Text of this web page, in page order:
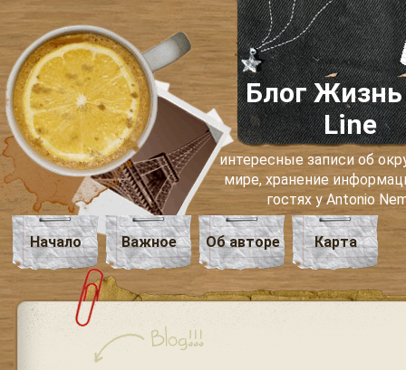
Блог Жизнь
Line
интересные записи об
мире, хранение
гостях у Antonio
Начало Важное Об авторе Карта